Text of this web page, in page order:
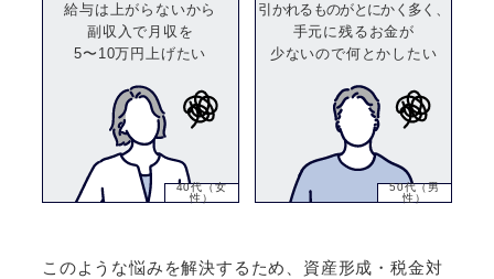
給与は上がらないから
副収入で月収を
5〜10万円上げたい
40代（女
性）
引かれるものがとにかく多く、
手元に残るお金が
少ないので何とかしたい
50代（男
性）
このような悩みを解決するため、資産形成・税金対